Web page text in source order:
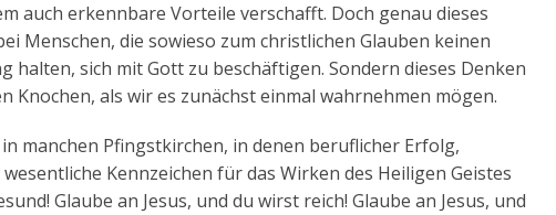
auch erkennbare Vorteile verschafft. Doch genau dieses
Menschen, die sowieso zum christlichen Glauben keinen
sich mit Gott zu beschäftigen. Sondern dieses Denken
Knochen, als wir es zunächst einmal wahrnehmen mögen.
manchen Pfingstkirchen, in denen beruflicher Erfolg,
Kennzeichen für das Wirken des Heiligen Geistes
Glaube an Jesus, und du wirst reich! Glaube an Jesus, und